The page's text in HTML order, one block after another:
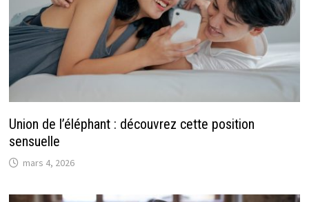
Union de l’éléphant : découvrez cette position
sensuelle
mars 4, 2026